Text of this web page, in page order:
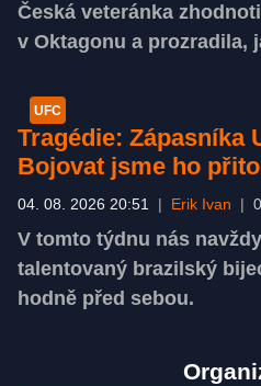
Česká veteránka
v Oktagonu a prozradila,
UFC
Tragédie: Zápasníka
Bojovat jsme ho
04. 08. 2026 20:51 Erik Ivan 0
V tomto týdnu nás
talentovaný brazilský
hodně před sebou.